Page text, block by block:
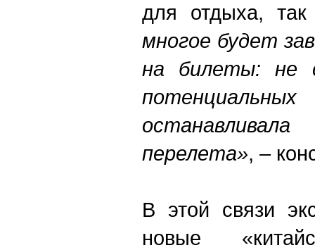
для отдыха,
многое будет
на билеты: не
перелета», –
В этой связи
новые